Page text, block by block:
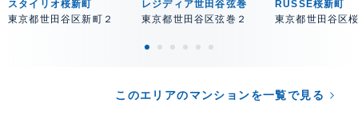
スタイリオ桜新町
東京都世田谷区新町２
レジディア世田谷弦巻
東京都世田谷区弦巻２
RUSSE桜新町
東京都世田谷区
このエリアのマンションを一覧で見る